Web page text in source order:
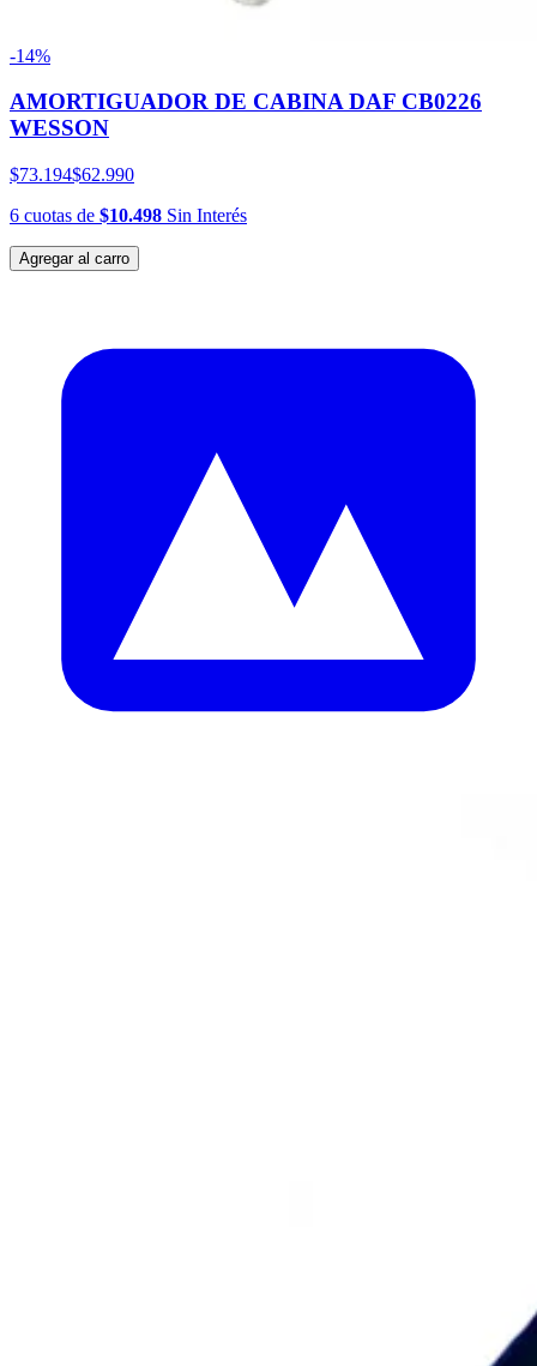
-14%
AMORTIGUADOR DE CABINA DAF CB0226
WESSON
$73.194$62.990
6 cuotas de $10.498 Sin Interés
Agregar al carro